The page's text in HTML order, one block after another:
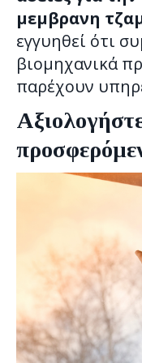
μεμβρανη
εγγυηθεί ότι
βιομηχανικά
παρέχουν